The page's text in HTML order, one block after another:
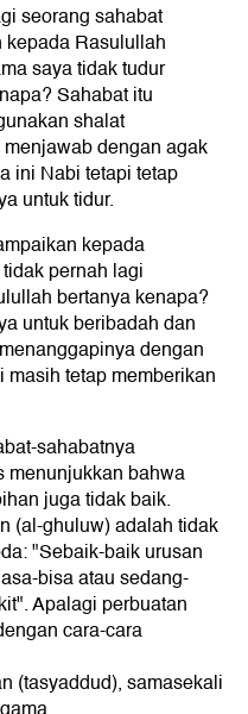
seorang sahabat
Rasulullah
saya tidak tudur
Sahabat itu
shalat
dengan agak
ini Nabi tetapi tetap
untuk tidur.
kepada
pernah lagi
bertanya kenapa?
untuk beribadah dan
dengan
tetap memberikan
sahabatnya
menunjukkan bahwa
juga tidak baik.
(al-ghuluw) adalah tidak
"Sebaik-baik urusan
bisa atau sedang-
Apalagi perbuatan
cara-cara
(tasyaddud), samasekali